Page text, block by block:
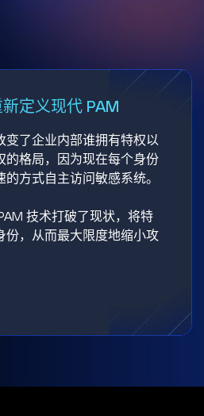
定义现代 PAM
变了企业内部谁拥有特权以
的格局，因为现在每个身份
方式自主访问敏感系统。
技术打破了现状，将特
份，从而最大限度地缩小攻